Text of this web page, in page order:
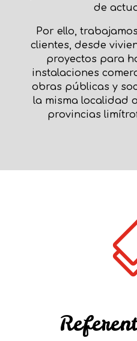
de
Por ello,
clientes, desde
proyectos para
instalaciones
obras públicas y
la misma localidad
provincias